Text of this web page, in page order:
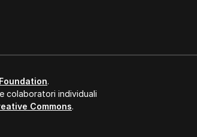
.
colaboratori individuali
Commons.